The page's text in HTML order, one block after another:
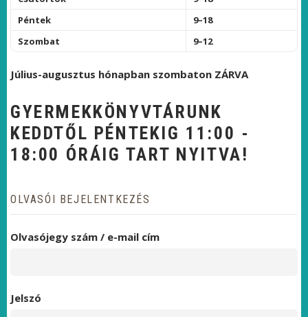
Péntek
9–18
Szombat
9–12
Július-augusztus hónapban szombaton ZÁRVA
GYERMEKKÖNYVTÁRUNK
KEDDTŐL PÉNTEKIG 11:00 -
18:00 ÓRÁIG TART NYITVA!
OLVASÓI BEJELENTKEZÉS
Olvasójegy szám / e-mail cím
Jelszó